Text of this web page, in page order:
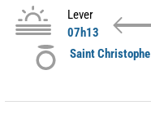
Lever
07h13
Saint Christophe